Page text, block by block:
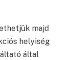
majd
helyiség
által